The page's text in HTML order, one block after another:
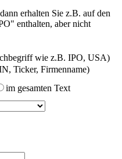
erhalten Sie z.B. auf den
enthalten, aber nicht
wie z.B. IPO, USA)
Ticker, Firmenname)
im gesamten Text